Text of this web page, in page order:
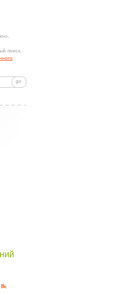
поиск,
Вс